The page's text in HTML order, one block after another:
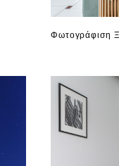
Φωτογράφιση